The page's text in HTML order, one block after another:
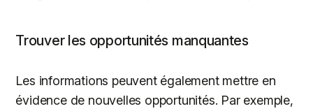
Trouver les opportunités manquantes
Les informations peuvent également mettre en
évidence de nouvelles opportunités. Par exemple,